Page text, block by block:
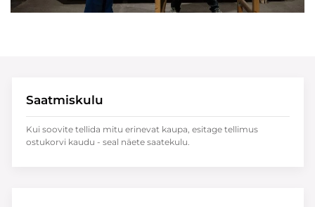
Saatmiskulu
Kui soovite tellida mitu erinevat kaupa, esitage tellimus
ostukorvi kaudu - seal näete saatekulu.